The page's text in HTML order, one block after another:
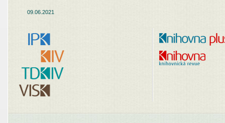
09.06.2021